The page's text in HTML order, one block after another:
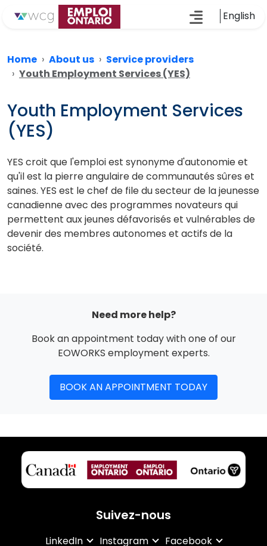
English
Home About us
Service providers
Youth Employment Services (YES)
Youth Employment Services
(YES)
YES croit que l'emploi est synonyme d'autonomie et
qu'il est la pierre angulaire de communautés sûres et
saines. YES est le chef de file du secteur de la jeunesse
canadienne avec des programmes novateurs qui
permettent aux jeunes défavorisés et vulnérables de
devenir des membres autonomes et actifs de la
société.
Need more help?
Book an appointment today with one of our
EOWORKS employment experts.
BOOK AN APPOINTMENT TODAY
Suivez-nous
LinkedIn Instagram Facebook